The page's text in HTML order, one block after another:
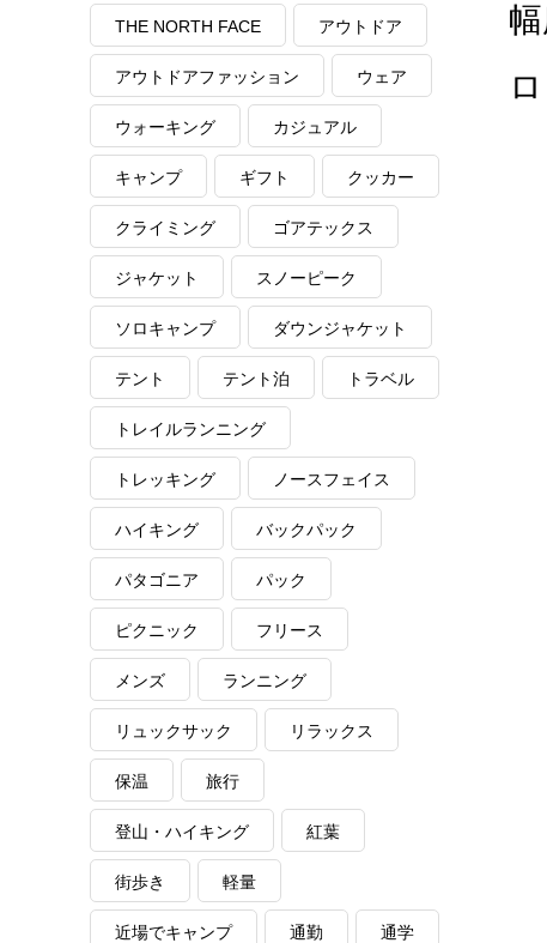
THE NORTH FACE アウトドア
アウトドアファッション ウェア
ウォーキング カジュアル
キャンプ ギフト クッカー
クライミング ゴアテックス
ジャケット スノーピーク
ソロキャンプ ダウンジャケット
テント テント泊 トラベル
トレイルランニング
トレッキング ノースフェイス
ハイキング バックパック
パタゴニア パック
ピクニック フリース
メンズ ランニング
リュックサック リラックス
保温 旅行
登山・ハイキング 紅葉
街歩き 軽量
近場でキャンプ 通勤 通学